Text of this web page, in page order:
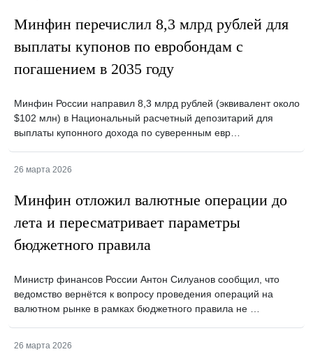
Минфин перечислил 8,3 млрд рублей для
выплаты купонов по евробондам с
погашением в 2035 году
Минфин России направил 8,3 млрд рублей (эквивалент около
$102 млн) в Национальный расчетный депозитарий для
выплаты купонного дохода по суверенным евр…
26 марта 2026
Минфин отложил валютные операции до
лета и пересматривает параметры
бюджетного правила
Министр финансов России Антон Силуанов сообщил, что
ведомство вернётся к вопросу проведения операций на
валютном рынке в рамках бюджетного правила не …
26 марта 2026